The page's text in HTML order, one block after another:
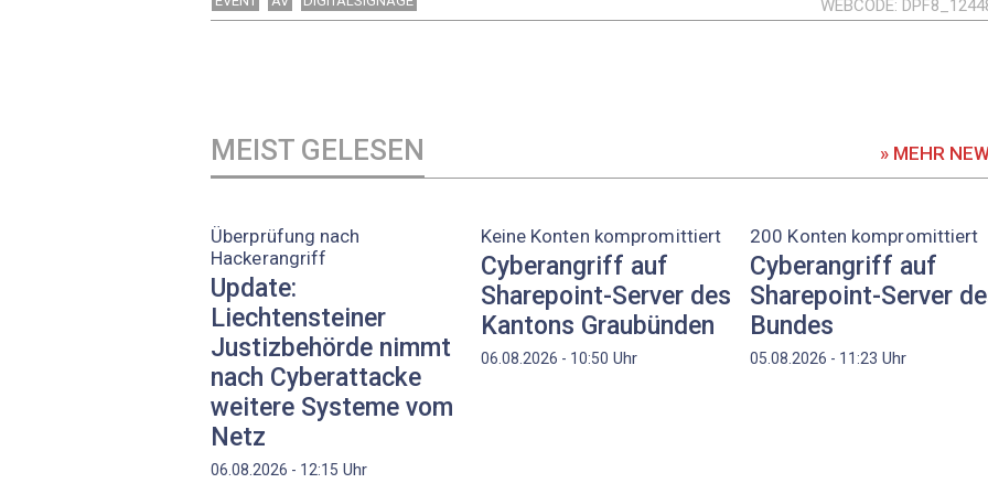
WEBCODE
MEIST GELESEN » MEHR
Überprüfung nach
Hackerangriff
Update:
Liechtensteiner
Justizbehörde nimmt
nach Cyberattacke
weitere Systeme vom
Netz
06.08.2026 - 12:15 Uhr
Keine Konten kompromittiert
Cyberangriff auf
Sharepoint-Server des
Kantons Graubünden
06.08.2026 - 10:50 Uhr
200 Konten kompromittiert
Cyberangriff auf
Sharepoint-Server
Bundes
05.08.2026 - 11:23 Uhr